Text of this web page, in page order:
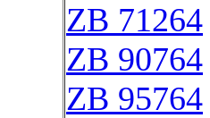
ZB 71264
ZB 90764
ZB 95764